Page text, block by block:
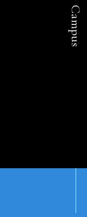
Campus